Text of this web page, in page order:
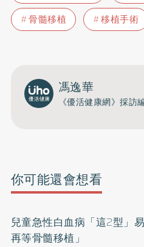
骨髓移植
移植手術
馮逸華
《優活健康網》採訪
你可能還會想看
兒童急性白血病「這2型」
再等骨髓移植」